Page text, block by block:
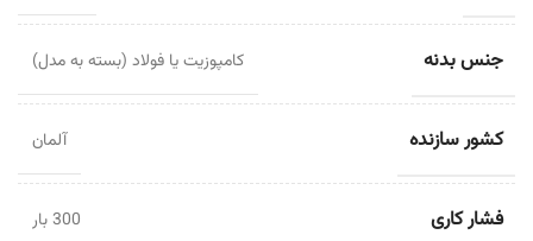
جنس بدنه کامپوزیت یا فولاد (بسته به مدل)
کشور سازنده آلمان
فشار کاری 300 بار